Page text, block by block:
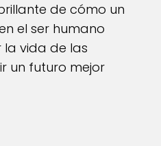
de cómo un
el ser humano
vida de las
un futuro mejor